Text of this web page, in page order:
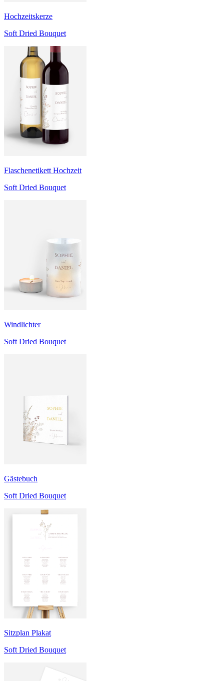
Hochzeitskerze
Soft Dried Bouquet
Flaschenetikett Hochzeit
Soft Dried Bouquet
Windlichter
Soft Dried Bouquet
Gästebuch
Soft Dried Bouquet
Sitzplan Plakat
Soft Dried Bouquet